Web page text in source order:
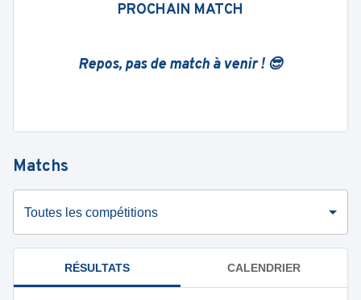
PROCHAIN MATCH
Repos, pas de match à venir ! 😎
Matchs
Toutes les compétitions
RÉSULTATS CALENDRIER